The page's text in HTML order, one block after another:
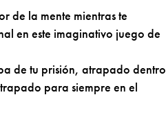
de la mente mientras te
en este imaginativo juego de
de tu prisión, atrapado dentro
para siempre en el